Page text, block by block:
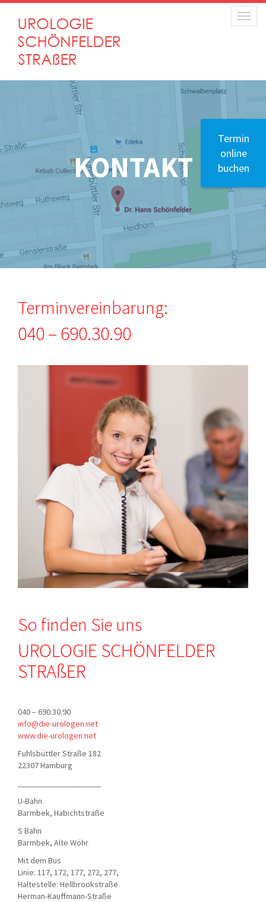
KONTAKT
Terminvereinbarung:
040 – 690.30.90
So finden Sie uns
UROLOGIE SCHÖNFELDER
STRAßER
040 – 690.30.90
info@die-urologen.net
www.die-urologen.net
Fuhlsbüttler Straße 182
22307 Hamburg
U-Bahn
Barmbek, Habichtstraße
S Bahn
Barmbek, Alte Wöhr
Mit dem Bus
Linie: 117, 172, 177, 272, 277,
Haltestelle: Hellbrookstraße
Herman-Kauffmann-Straße
Termin
online
buchen